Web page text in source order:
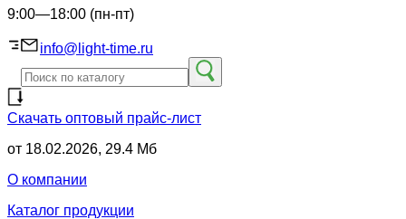
9:00—18:00 (пн-пт)
info@light-time.ru
Скачать оптовый прайс-лист
от 18.02.2026, 29.4 Мб
О компании
Каталог продукции